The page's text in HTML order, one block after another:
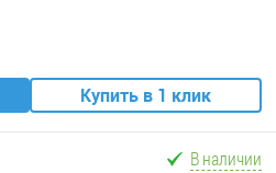
Купить в 1 клик
В наличии